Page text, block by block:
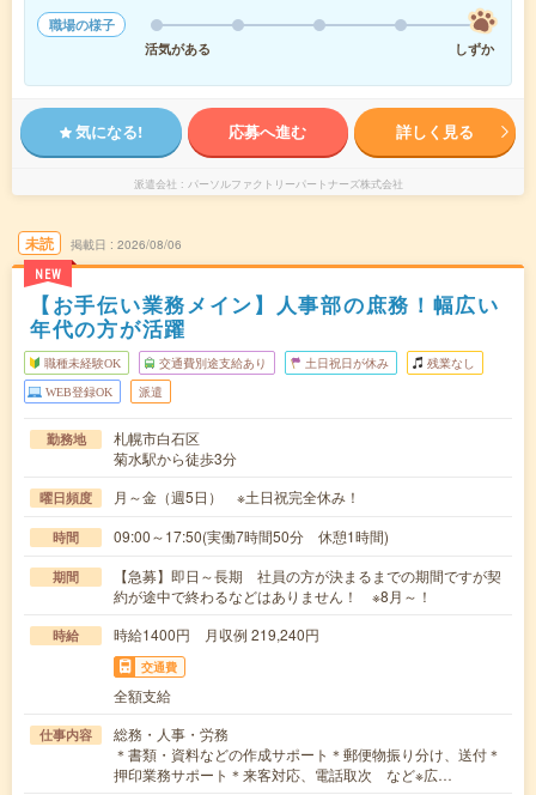
職場の様子
活気がある
しずか
気になる! 応募へ進む 詳しく見る
派遣会社 パーソルファクトリーパートナーズ株式会社
未読
NEW
掲載日 2026/08/06
【お手伝い業務メイン】人事部の庶務！幅広い
年代の方が活躍
職種未経験OK 交通費別途支給あり 土日祝日が休み 残業なし
WEB登録OK 派遣
勤務地
札幌市白石区
菊水駅から徒歩3分
曜日頻度 月～金（週5日） ※土日祝完全休み！
時間 09:00～17:50(実働7時間50分 休憩1時間)
期間
【急募】即日～長期 社員の方が決まるまでの期間ですが契
約が途中で終わるなどはありません！ ※8月～！
時給 時給1400円 月収例 219,240円
交通費
全額支給
仕事内容
総務・人事・労務
＊書類・資料などの作成サポート＊郵便物振り分け、送付＊
押印業務サポート＊来客対応、電話取次 など※広…